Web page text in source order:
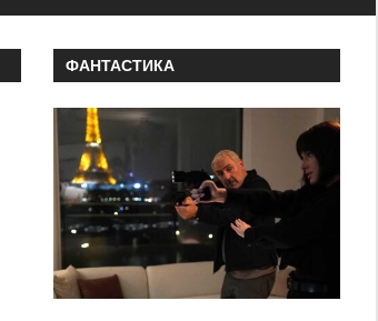
ФАНТАСТИКА